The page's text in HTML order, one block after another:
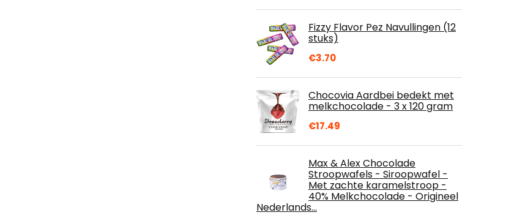
Fizzy Flavor Pez Navullingen (12
stuks)
€3.70
Chocovia Aardbei bedekt met
melkchocolade - 3 x 120 gram
€17.49
Max & Alex Chocolade
Stroopwafels - Siroopwafel -
Met zachte karamelstroop -
40% Melkchocolade - Origineel
Nederlands…